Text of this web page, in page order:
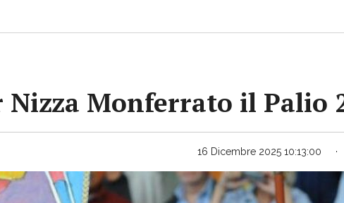
Monferrato il Palio
16 Dicembre 2025 10:13:00